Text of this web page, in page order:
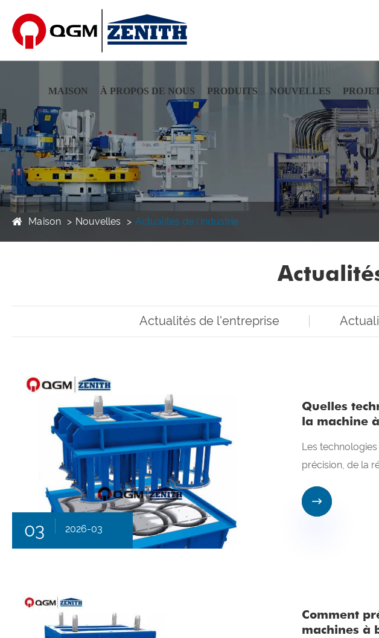
MAISON À PROPOS DE NOUS PRODUITS NOUVELLES
Maison Nouvelles Actualités de l'industrie
Actualités de l'entreprise
03 2026-03
Quelles
la machine
Les
précision, de la

Comment
machines à